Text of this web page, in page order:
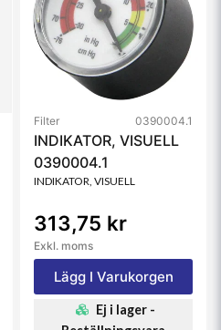
Filter 0390004.1
INDIKATOR, VISUELL
0390004.1
INDIKATOR, VISUELL
313,75 kr
Exkl. moms
Lägg I Varukorgen
Ej i lager -